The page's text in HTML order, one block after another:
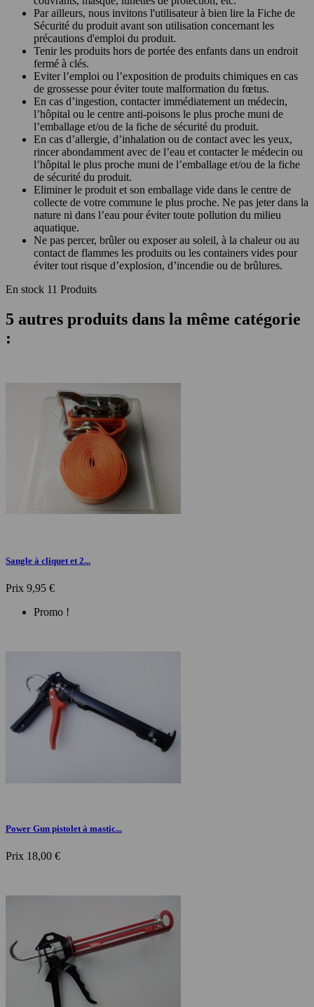
Par ailleurs, nous invitons l'utilisateur à bien lire la Fiche de
Sécurité du produit avant son utilisation concernant les
précautions d'emploi du produit.
Tenir les produits hors de portée des enfants dans un endroit
fermé à clés.
Eviter l’emploi ou l’exposition de produits chimiques en cas
de grossesse pour éviter toute malformation du fœtus.
En cas d’ingestion, contacter immédiatement un médecin,
l’hôpital ou le centre anti-poisons le plus proche muni de
l’emballage et/ou de la fiche de sécurité du produit.
En cas d’allergie, d’inhalation ou de contact avec les yeux,
rincer abondamment avec de l’eau et contacter le médecin ou
l’hôpital le plus proche muni de l’emballage et/ou de la fiche
de sécurité du produit.
Eliminer le produit et son emballage vide dans le centre de
collecte de votre commune le plus proche. Ne pas jeter dans la
nature ni dans l’eau pour éviter toute pollution du milieu
aquatique.
Ne pas percer, brûler ou exposer au soleil, à la chaleur ou au
contact de flammes les produits ou les containers vides pour
éviter tout risque d’explosion, d’incendie ou de brûlures.
En stock 11 Produits
5 autres produits dans la même catégorie
:
Sangle à cliquet et 2...
Prix 9,95 €
Promo !
Power Gun pistolet à mastic...
Prix 18,00 €